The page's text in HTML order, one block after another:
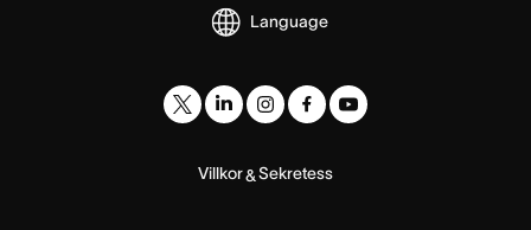
Language
Villkor&Sekretess